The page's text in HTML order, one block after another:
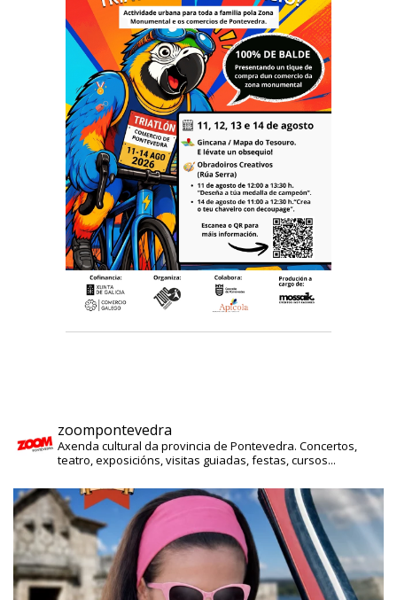
zoompontevedra
Axenda cultural da provincia de Pontevedra. Concertos,
teatro, exposicións, visitas guiadas, festas, cursos...